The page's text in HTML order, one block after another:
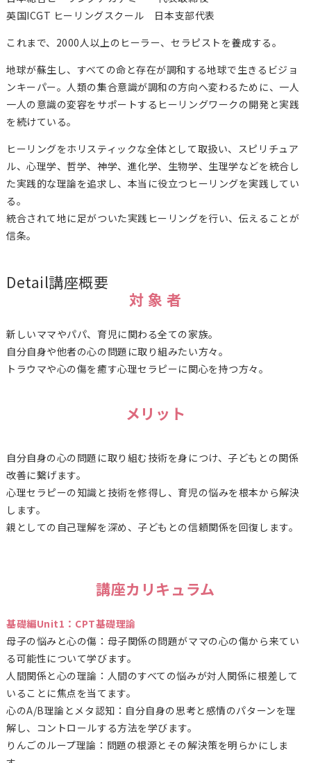
英国ICGT ヒーリングスクール 日本支部代表
これまで、2000人以上のヒーラー、セラピストを養成する。
地球が蘇生し、すべての命と存在が調和する地球で生きるビジョ
ンキーパー。人類の集合意識が調和の方向へ変わるために、一人
一人の意識の変容をサポートするヒーリングワークの開発と実践
を続けている。
ヒーリングをホリスティックな全体として取扱い、スピリチュア
ル、心理学、哲学、神学、進化学、生物学、生理学などを統合し
た実践的な理論を追求し、本当に役立つヒーリングを実践してい
る。
統合されて地に足がついた実践ヒーリングを行い、伝えることが
信条。
Detail講座概要
対 象 者
新しいママやパパ、育児に関わる全ての家族。
自分自身や他者の心の問題に取り組みたい方々。
トラウマや心の傷を癒す心理セラピーに関心を持つ方々。
メリット
自分自身の心の問題に取り組む技術を身につけ、子どもとの関係
改善に繋げます。
心理セラピーの知識と技術を修得し、育児の悩みを根本から解決
します。
親としての自己理解を深め、子どもとの信頼関係を回復します。
講座カリキュラム
基礎編Unit1：CPT基礎理論
母子の悩みと心の傷：母子関係の問題がママの心の傷から来てい
る可能性について学びます。
人間関係と心の理論：人間のすべての悩みが対人関係に根差して
いることに焦点を当てます。
心のA/B理論とメタ認知：自分自身の思考と感情のパターンを理
解し、コントロールする方法を学びます。
りんごのループ理論：問題の根源とその解決策を明らかにしま